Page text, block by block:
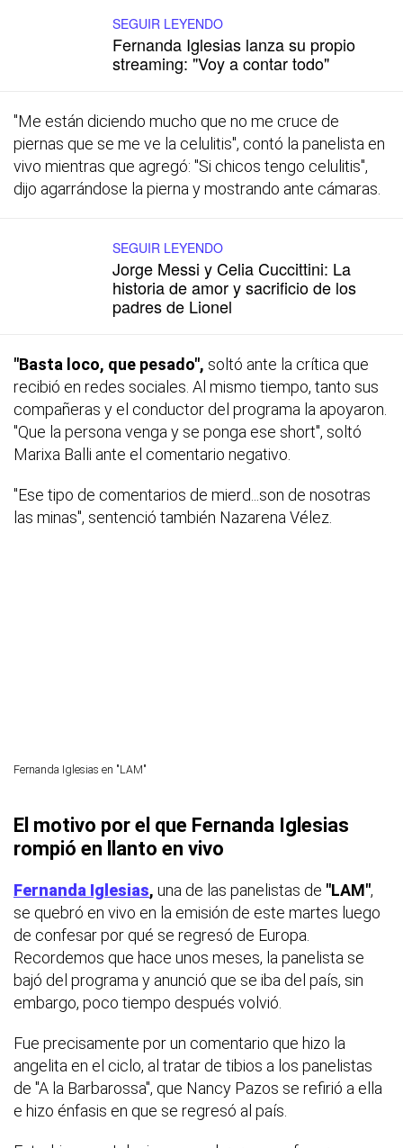
SEGUIR LEYENDO
Fernanda Iglesias lanza su propio
streaming: "Voy a contar todo"
"Me están diciendo mucho que no me cruce de
piernas que se me ve la celulitis", contó la panelista en
vivo mientras que agregó: "Si chicos tengo celulitis",
dijo agarrándose la pierna y mostrando ante cámaras.
SEGUIR LEYENDO
Jorge Messi y Celia Cuccittini: La
historia de amor y sacrificio de los
padres de Lionel
"Basta loco, que pesado", soltó ante la crítica que
recibió en redes sociales. Al mismo tiempo, tanto sus
compañeras y el conductor del programa la apoyaron.
"Que la persona venga y se ponga ese short", soltó
Marixa Balli ante el comentario negativo.
"Ese tipo de comentarios de mierd...son de nosotras
las minas", sentenció también Nazarena Vélez.
Fernanda Iglesias en "LAM"
El motivo por el que Fernanda Iglesias
rompió en llanto en vivo
Fernanda Iglesias, una de las panelistas de "LAM",
se quebró en vivo en la emisión de este martes luego
de confesar por qué se regresó de Europa.
Recordemos que hace unos meses, la panelista se
bajó del programa y anunció que se iba del país, sin
embargo, poco tiempo después volvió.
Fue precisamente por un comentario que hizo la
angelita en el ciclo, al tratar de tibios a los panelistas
de "A la Barbarossa", que Nancy Pazos se refirió a ella
e hizo énfasis en que se regresó al país.